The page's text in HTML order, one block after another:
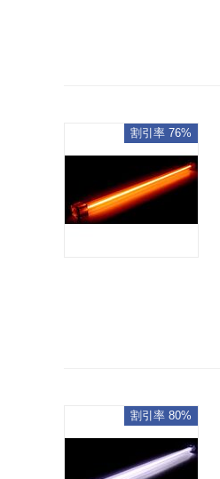
割引率 76%
割引率 80%